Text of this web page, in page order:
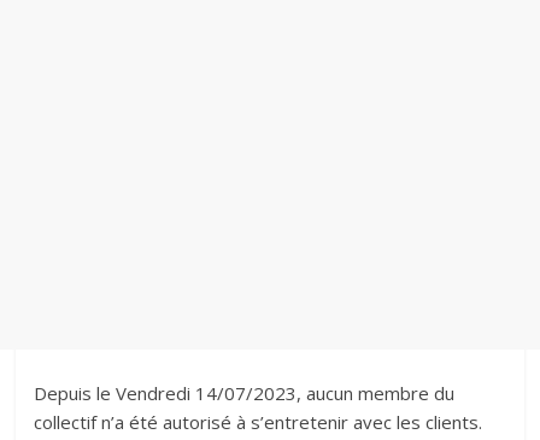
Depuis le Vendredi 14/07/2023, aucun membre du
collectif n’a été autorisé à s’entretenir avec les clients.